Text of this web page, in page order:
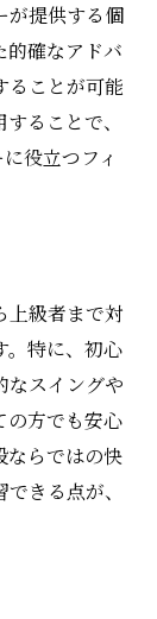
が提供する個
的確なアドバ
ることが可能
ることで、
役立つフィ
上級者まで対
。特に、初心
なスイングや
の方でも安心
ならではの快
きる点が、